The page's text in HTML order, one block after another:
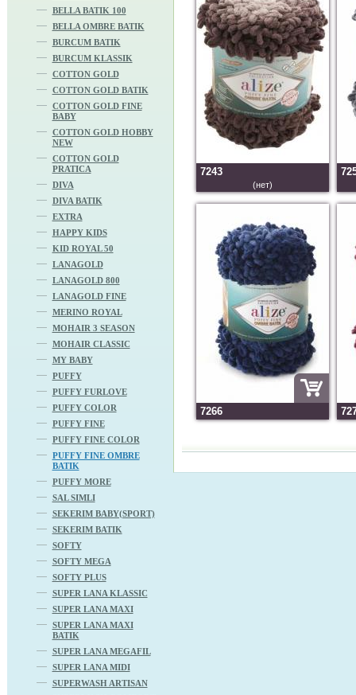
BELLA BATIK 100
BELLA OMBRE BATIK
BURCUM BATIK
BURCUM KLASSIK
COTTON GOLD
COTTON GOLD BATIK
COTTON GOLD FINE
BABY
COTTON GOLD HOBBY
NEW
COTTON GOLD
PRATICA
DIVA
DIVA BATIK
EXTRA
HAPPY KIDS
KID ROYAL 50
LANAGOLD
LANAGOLD 800
LANAGOLD FINE
MERINO ROYAL
MOHAIR 3 SEASON
MOHAIR CLASSIC
MY BABY
PUFFY
PUFFY FURLOVE
PUFFY COLOR
PUFFY FINE
PUFFY FINE COLOR
PUFFY FINE OMBRE
BATIK
PUFFY MORE
SAL SIMLI
SEKERIM BABY(SPORT)
SEKERIM BATIK
SOFTY
SOFTY MEGA
SOFTY PLUS
SUPER LANA KLASSIC
SUPER LANA MAXI
SUPER LANA MAXI
BATIK
SUPER LANA MEGAFIL
SUPER LANA MIDI
SUPERWASH ARTISAN
7243
(нет)
7266